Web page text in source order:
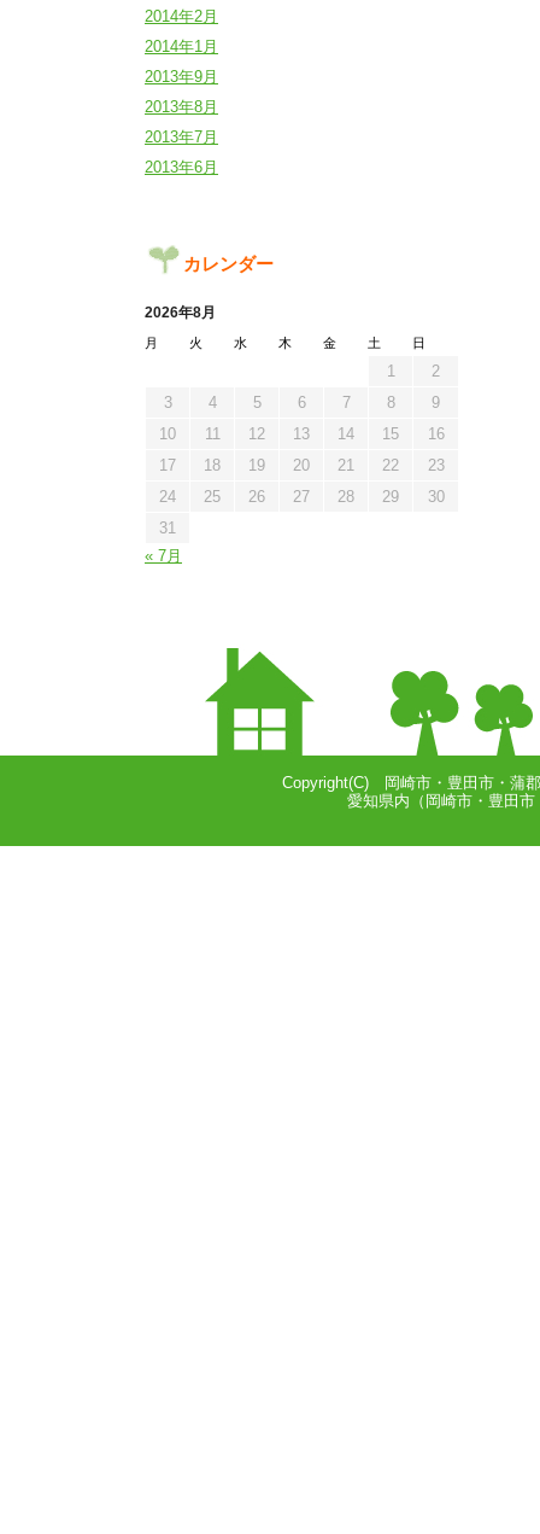
2014年2月
2014年1月
2013年9月
2013年8月
2013年7月
2013年6月
カレンダー
2026年8月
月 火 水 木 金 土 日
1
2
3
4 5 6 7 8
9
10
11 12 13 14 15
16
17
18 19 20 21 22
23
24
25 26 27 28 29
30
31
« 7月
Copyright(C) 岡崎市・豊田市・蒲
愛知県内（岡崎市・豊田